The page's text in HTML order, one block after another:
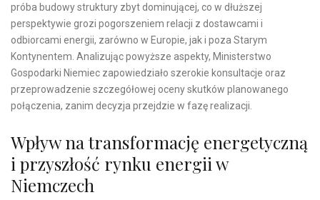
próba budowy struktury zbyt dominującej, co w dłuższej
perspektywie grozi pogorszeniem relacji z dostawcami i
odbiorcami energii, zarówno w Europie, jak i poza Starym
Kontynentem. Analizując powyższe aspekty, Ministerstwo
Gospodarki Niemiec zapowiedziało szerokie konsultacje oraz
przeprowadzenie szczegółowej oceny skutków planowanego
połączenia, zanim decyzja przejdzie w fazę realizacji.
Wpływ na transformację energetyczną
i przyszłość rynku energii w
Niemczech